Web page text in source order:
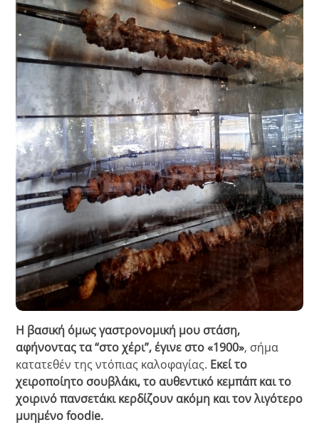
Η βασική όμως γαστρονομική μου στάση,
αφήνοντας τα “στο χέρι”, έγινε στο «1900», σήμα
κατατεθέν της ντόπιας καλοφαγίας. Εκεί το
χειροποίητο σουβλάκι, το αυθεντικό κεμπάπ και το
χοιρινό πανσετάκι κερδίζουν ακόμη και τον λιγότερο
μυημένο foodie.